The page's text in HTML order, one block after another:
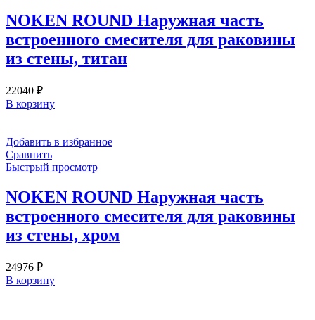
NOKEN ROUND Наружная часть
встроенного смесителя для раковины
из стены, титан
22040 ₽
В корзину
Добавить в избранное
Сравнить
Быстрый просмотр
NOKEN ROUND Наружная часть
встроенного смесителя для раковины
из стены, хром
24976 ₽
В корзину